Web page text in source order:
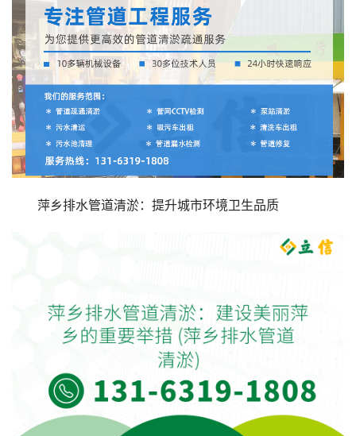
萍乡排水管道清淤：提升城市环境卫生品质